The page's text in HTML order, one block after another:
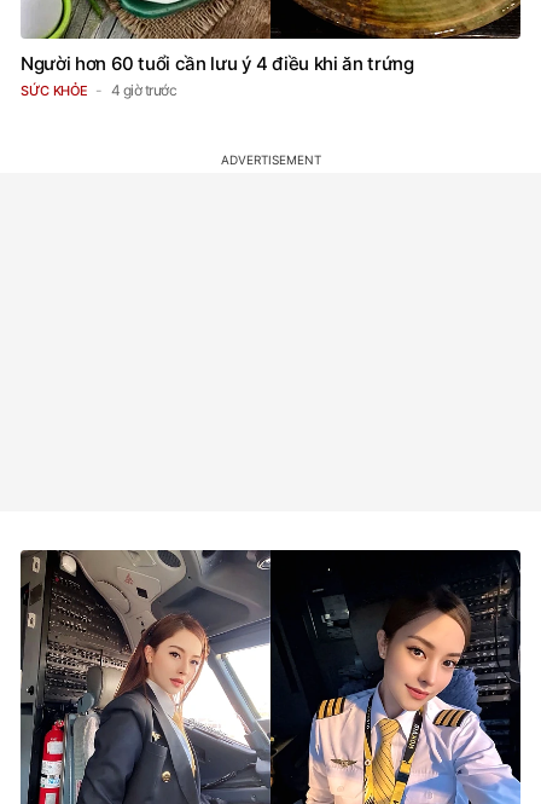
Người hơn 60 tuổi cần lưu ý 4 điều khi ăn trứng
SỨC KHỎE 4 giờ trước